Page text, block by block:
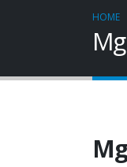
HOME